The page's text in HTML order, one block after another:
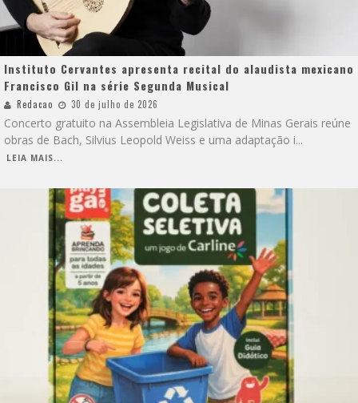
Instituto Cervantes apresenta recital do alaudista mexicano
Francisco Gil na série Segunda Musical
Redacao 30 de julho de 2026
Concerto gratuito na Assembleia Legislativa de Minas Gerais reúne
obras de Bach, Silvius Leopold Weiss e uma adaptação i...
LEIA MAIS...